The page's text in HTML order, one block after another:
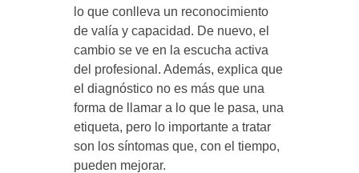
lo que conlleva un reconocimiento
de valía y capacidad. De nuevo, el
cambio se ve en la escucha activa
del profesional. Además, explica que
el diagnóstico no es más que una
forma de llamar a lo que le pasa, una
etiqueta, pero lo importante a tratar
son los síntomas que, con el tiempo,
pueden mejorar.